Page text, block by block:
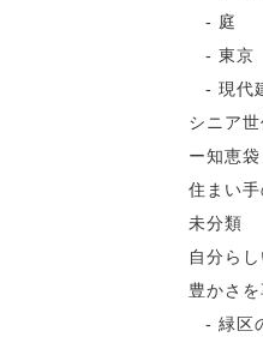
庭
東京
現代
シニア
ー知恵袋
住まい
未分類
自分ら
豊かさ
緑区